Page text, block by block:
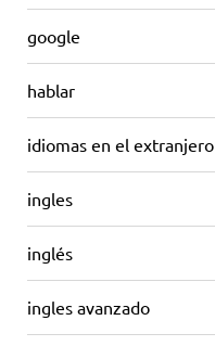
google
hablar
idiomas en el extranjero
ingles
inglés
ingles avanzado